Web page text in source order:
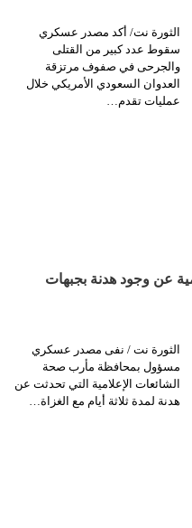
الثورة نت/ أكد مصدر عسكري
سقوط عدد كبير من القتلى
والجرحى في صفوف مرتزقة
العدوان السعودي الأمريكي خلال
عمليات تقدم…
عن وجود هدنة بجبهات
الثورة نت / نفى مصدر عسكري
مسؤول بمحافظة مأرب صحة
الشائعات الإعلامية التي تحدثت عن
هدنة لمدة ثلاثة أيام مع الغزاة…